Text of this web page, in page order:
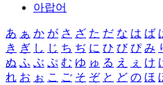
아랍어
あ ぁ か が さ ざ た だ な は ば
き ぎ し じ ち ぢ に ひ び ぴ み
ぬ ふ ぶ ぷ む ゆ ゅ る え ぇ け
れ お ぉ こ ご そ ぞ と ど の ほ